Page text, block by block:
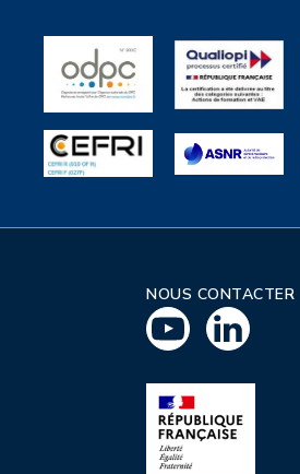
NOUS CONTACTER